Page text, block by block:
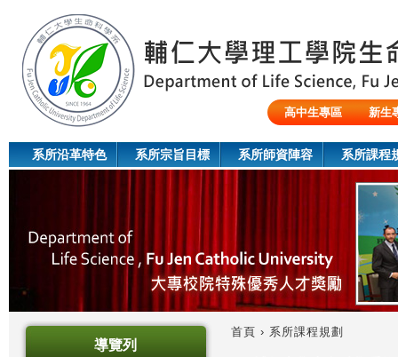
高中生專區
新生
系所沿革特色 系所宗旨目標 系所師資陣容 系所課程
導覽列
首頁 › 系所課程規劃